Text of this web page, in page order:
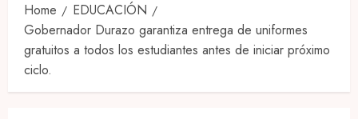
Home
EDUCACIÓN
Gobernador Durazo garantiza entrega de uniformes
gratuitos a todos los estudiantes antes de iniciar próximo
ciclo.